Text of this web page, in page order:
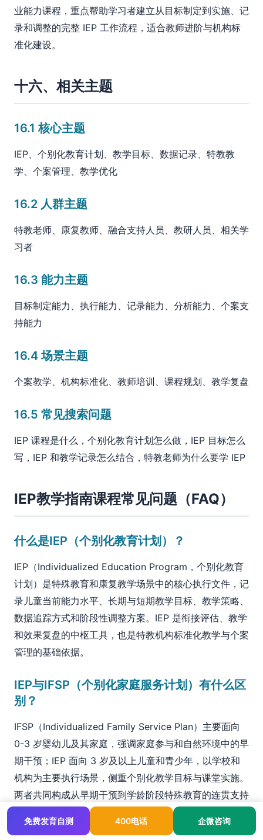
业能力课程，重点帮助学习者建立从目标制定到实施、记
录和调整的完整 IEP 工作流程，适合教师进阶与机构标
准化建设。
十六、相关主题
16.1 核心主题
IEP、个别化教育计划、教学目标、数据记录、特教教
学、个案管理、教学优化
16.2 人群主题
特教老师、康复教师、融合支持人员、教研人员、相关学
习者
16.3 能力主题
目标制定能力、执行能力、记录能力、分析能力、个案支
持能力
16.4 场景主题
个案教学、机构标准化、教师培训、课程规划、教学复盘
16.5 常见搜索问题
IEP 课程是什么，个别化教育计划怎么做，IEP 目标怎么
写，IEP 和教学记录怎么结合，特教老师为什么要学 IEP
IEP教学指南课程常见问题（FAQ）
什么是IEP（个别化教育计划）？
IEP（Individualized Education Program，个别化教育
计划）是特殊教育和康复教学场景中的核心执行文件，记
录儿童当前能力水平、长期与短期教学目标、教学策略、
数据追踪方式和阶段性调整方案。IEP 是衔接评估、教学
和效果复盘的中枢工具，也是特教机构标准化教学与个案
管理的基础依据。
IEP与IFSP（个别化家庭服务计划）有什么区
别？
IFSP（Individualized Family Service Plan）主要面向
0-3 岁婴幼儿及其家庭，强调家庭参与和自然环境中的早
期干预；IEP 面向 3 岁及以上儿童和青少年，以学校和
机构为主要执行场景，侧重个别化教学目标与课堂实施。
两者共同构成从早期干预到学龄阶段特殊教育的连贯支持
免费发育自测 400电话 企微咨询